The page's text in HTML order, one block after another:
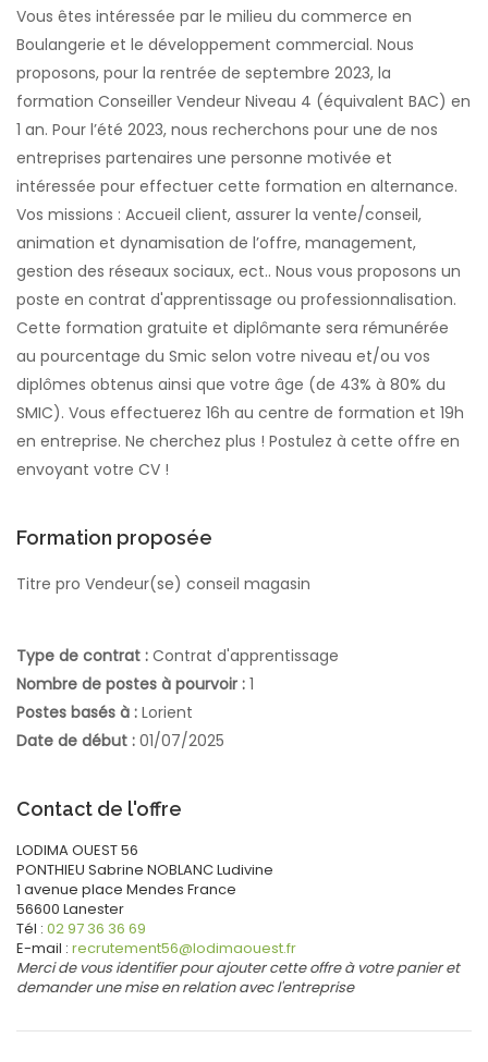
Vous êtes intéressée par le milieu du commerce en
Boulangerie et le développement commercial. Nous
proposons, pour la rentrée de septembre 2023, la
formation Conseiller Vendeur Niveau 4 (équivalent BAC) en
1 an. Pour l’été 2023, nous recherchons pour une de nos
entreprises partenaires une personne motivée et
intéressée pour effectuer cette formation en alternance.
Vos missions : Accueil client, assurer la vente/conseil,
animation et dynamisation de l’offre, management,
gestion des réseaux sociaux, ect.. Nous vous proposons un
poste en contrat d'apprentissage ou professionnalisation.
Cette formation gratuite et diplômante sera rémunérée
au pourcentage du Smic selon votre niveau et/ou vos
diplômes obtenus ainsi que votre âge (de 43% à 80% du
SMIC). Vous effectuerez 16h au centre de formation et 19h
en entreprise. Ne cherchez plus ! Postulez à cette offre en
envoyant votre CV !
Formation proposée
Titre pro Vendeur(se) conseil magasin
Type de contrat : Contrat d'apprentissage
Nombre de postes à pourvoir : 1
Postes basés à : Lorient
Date de début : 01/07/2025
Contact de l'offre
LODIMA OUEST 56
PONTHIEU Sabrine NOBLANC Ludivine
1 avenue place Mendes France
56600 Lanester
Tél : 02 97 36 36 69
E-mail : recrutement56@lodimaouest.fr
Merci de vous identifier pour ajouter cette offre à votre panier et
demander une mise en relation avec l'entreprise